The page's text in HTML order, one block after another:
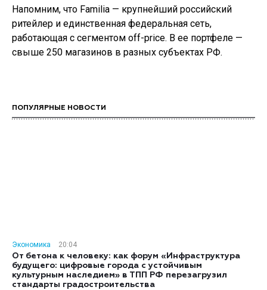
Напомним, что Familia — крупнейший российский
ритейлер и единственная федеральная сеть,
работающая с сегментом off-price. В ее портфеле —
свыше 250 магазинов в разных субъектах РФ.
ПОПУЛЯРНЫЕ НОВОСТИ
Экономика
20:04
От бетона к человеку: как форум «Инфраструктура
будущего: цифровые города с устойчивым
культурным наследием» в ТПП РФ перезагрузил
стандарты градостроительства